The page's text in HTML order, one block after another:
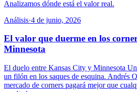
Analizamos dónde está el valor real.
Análisis·4 de junio, 2026
El valor que duerme en los
Minnesota
El duelo entre Kansas City y Minnesota
un filón en los saques de esquina. Andrés
mercado de corners pagará mejor que